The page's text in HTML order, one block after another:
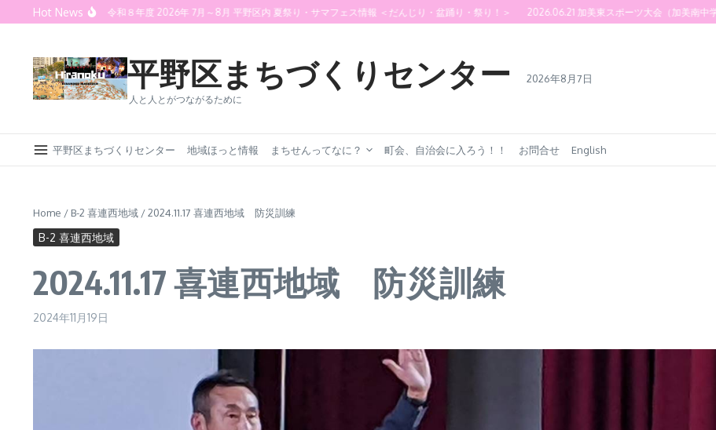
Skip to content
Hot News
の夕べ 2026 令和８年度 2026年 7月～8月 平野区内 夏祭り・サマフェス情報 ＜だんじり・盆踊り・祭り！＞ 2026.06.21 加美東スポーツ大会（加美南中学校）
平野区まちづくりセンター
人と人とがつながるために
2026年8月7日
平野区まちづくりセンター 地域ほっと情報 まちせんってなに？ 町会、自治会に入ろう！！ お問合せ English
Home / B-2 喜連西地域 /2024.11.17 喜連西地域 防災訓練
B-2 喜連西地域
2024.11.17 喜連西地域 防災訓練
2024年11月19日